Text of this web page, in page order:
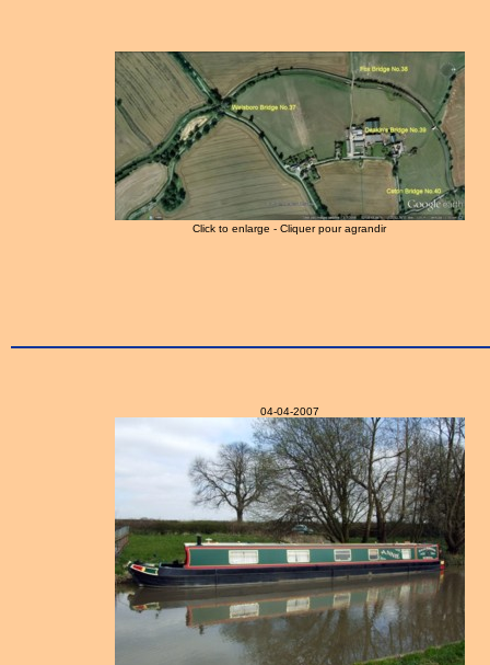
Click to enlarge - Cliquer pour agrandir
04-04-2007